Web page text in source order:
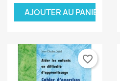
AJOUTER AU PANIER
favorite_border